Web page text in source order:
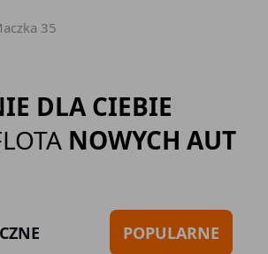
35
DLA CIEBIE
NOWYCH AUT
POPULARNE